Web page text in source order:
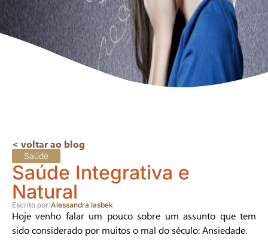
< voltar ao blog
Saúde
Saúde Integrativa e
Natural
Escrito por:Alessandra Iasbek
Hoje venho falar um pouco sobre um assunto que tem
sido considerado por muitos o mal do século: Ansiedade.